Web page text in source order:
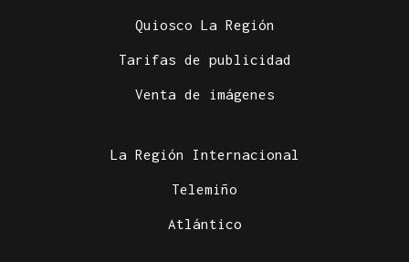
Quiosco La Región
Tarifas de publicidad
Venta de imágenes
La Región Internacional
Telemiño
Atlántico